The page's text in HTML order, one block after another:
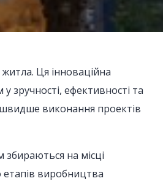
Ця інноваційна
зручності, ефективності та
швидше виконання проектів
збираються на місці
етапів виробництва